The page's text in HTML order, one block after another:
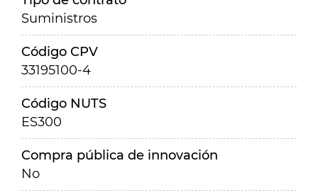
Suministros
Código CPV
33195100-4
Código NUTS
ES300
Compra pública de innovación
No